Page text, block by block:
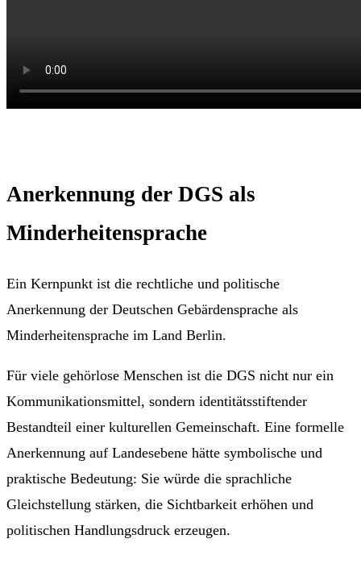
Anerkennung der DGS als
Minderheitensprache
Ein Kernpunkt ist die rechtliche und politische
Anerkennung der Deutschen Gebärdensprache als
Minderheitensprache im Land Berlin.
Für viele gehörlose Menschen ist die DGS nicht nur ein
Kommunikationsmittel, sondern identitätsstiftender
Bestandteil einer kulturellen Gemeinschaft. Eine formelle
Anerkennung auf Landesebene hätte symbolische und
praktische Bedeutung: Sie würde die sprachliche
Gleichstellung stärken, die Sichtbarkeit erhöhen und
politischen Handlungsdruck erzeugen.